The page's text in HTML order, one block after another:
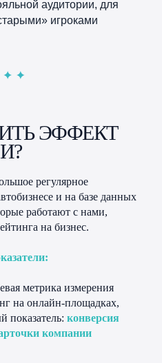
аудитории, для
игроками
ЭФФЕКТ
регулярное
и на базе данных
работают с нами,
на бизнес.
метрика измерения
на онлайн-площадках,
показатель: конверсия
компании